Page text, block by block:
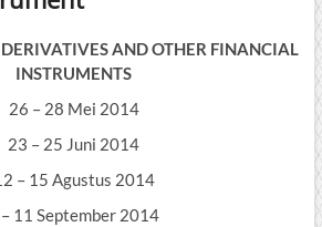
AND OTHER FINANCIAL
INSTRUMENTS
26 – 28 Mei 2014
23 – 25 Juni 2014
– 15 Agustus 2014
11 September 2014